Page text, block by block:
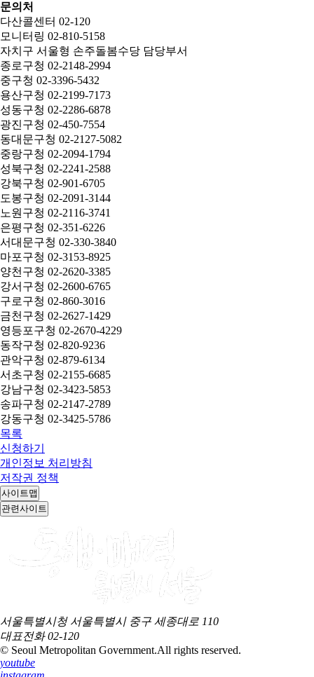
문의처
다산콜센터 02-120
모니터링 02-810-5158
자치구 서울형 손주돌봄수당 담당부서
종로구청 02-2148-2994
중구청 02-3396-5432
용산구청 02-2199-7173
성동구청 02-2286-6878
광진구청 02-450-7554
동대문구청 02-2127-5082
중랑구청 02-2094-1794
성북구청 02-2241-2588
강북구청 02-901-6705
도봉구청 02-2091-3144
노원구청 02-2116-3741
은평구청 02-351-6226
서대문구청 02-330-3840
마포구청 02-3153-8925
양천구청 02-2620-3385
강서구청 02-2600-6765
구로구청 02-860-3016
금천구청 02-2627-1429
영등포구청 02-2670-4229
동작구청 02-820-9236
관악구청 02-879-6134
서초구청 02-2155-6685
강남구청 02-3423-5853
송파구청 02-2147-2789
강동구청 02-3425-5786
목록
신청하기
개인정보 처리방침
저작권 정책
사이트맵
관련사이트
서울특별시청 서울특별시 중구 세종대로 110
대표전화02-120
© Seoul Metropolitan Government.All rights reserved.
youtube